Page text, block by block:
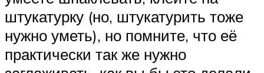
штукатурку (но, штукатурить тоже
нужно уметь), но помните, что её
практически так же нужно